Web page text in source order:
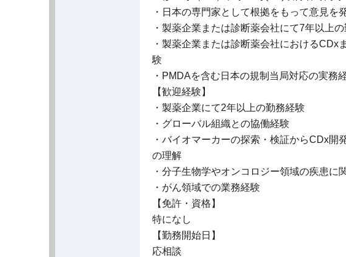
・日本の専門家として根拠をもって意見を
・製薬企業または診断薬会社にて7年以上
・製薬企業または診断薬会社における
験
・PMDAを含む日本の規制当局対応の実務
【歓迎経験】
・製薬企業にて2年以上の勤務経験
・グローバル組織との協働経験
・バイオマーカーの探索・検証からCDx
の理解
・分子生物学やオンコロジー領域の疾患に
・がん領域での業務経験
【免許・資格】
特になし
【勤務開始日】
応相談